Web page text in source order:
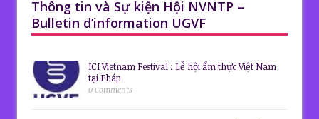
Thông tin và Sự kiện Hội NVNTP –
Bulletin d’information UGVF
ICI Vietnam Festival : Lễ hội ẩm thực Việt Nam
tại Pháp
0 Comments